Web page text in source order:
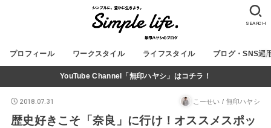
プロフィール ワークスタイル ライフスタイル ブログ・SNS運
SEARCH
YouTube Channel「無印ハヤシ」はコチラ！
2018.07.31 こーせい / 無印ハヤシ
歴史好きこそ「奈良」に行け！オススメスポッ